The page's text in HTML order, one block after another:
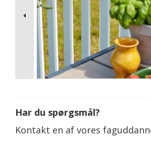
Har du spørgsmål?
Kontakt en af vores